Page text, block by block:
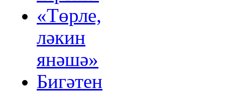
«Төрле,
ләкин
янәшә»
Бигәтен